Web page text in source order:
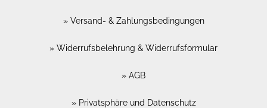
Versand- & Zahlungsbedingungen
Widerrufsbelehrung & Widerrufsformular
AGB
Privatsphäre und Datenschutz